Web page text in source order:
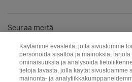
Seuraa meitä
Facebook
Linkedin
Käytämme evästeitä, jotta sivustomme
personoida sisältöä ja mainoksia,
ominaisuuksia ja analysoida
tietoja tavasta, jolla käytät sivustoamme
mainonta- ja